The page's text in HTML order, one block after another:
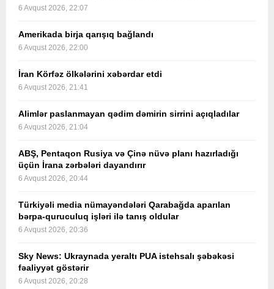
6 Avqust 2026, 22:07
Amerikada birja qarışıq bağlandı
6 Avqust 2026, 22:00
İran Körfəz ölkələrini xəbərdar etdi
6 Avqust 2026, 21:41
Alimlər paslanmayan qədim dəmirin sirrini açıqladılar
6 Avqust 2026, 21:04
ABŞ, Pentaqon Rusiya və Çinə nüvə planı hazırladığı
üçün İrana zərbələri dayandırır
6 Avqust 2026, 20:44
Türkiyəli media nümayəndələri Qarabağda aparılan
bərpa-quruculuq işləri ilə tanış oldular
6 Avqust 2026, 20:36
Sky News: Ukraynada yeraltı PUA istehsalı şəbəkəsi
fəaliyyət göstərir
6 Avqust 2026, 20:28